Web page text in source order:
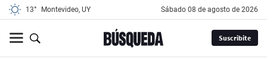
13° Montevideo, UY sábado 08 de agosto de 2026
Suscribite